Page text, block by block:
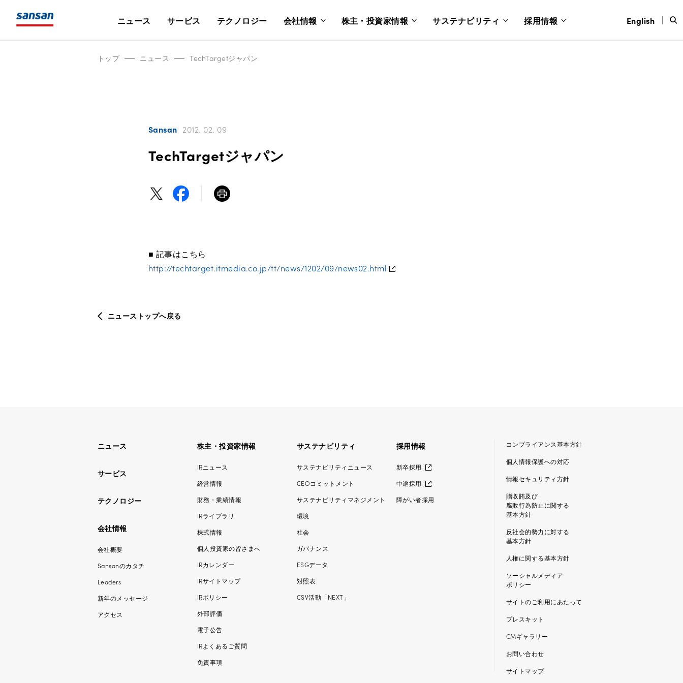
ニュース サービス テクノロジー 会社情報 株主・投資家情報 サステナビリティ 採用情報 English
トップ ニュース TechTargetジャパン
Sansan 2012. 02. 09
TechTargetジャパン
■ 記事はこちら
http://techtarget.itmedia.co.jp/tt/news/1202/09/news02.html
ニューストップへ戻る
ニュース
サービス
テクノロジー
会社情報
会社概要
Sansanのカタチ
Leaders
新年のメッセージ
アクセス
株主・投資家情報
IRニュース
経営情報
財務・業績情報
IRライブラリ
株式情報
個人投資家の皆さまへ
IRカレンダー
IRサイトマップ
IRポリシー
外部評価
電子公告
IRよくあるご質問
免責事項
サステナビリティ
サステナビリティニュース
CEOコミットメント
サステナビリティマネジメント
環境
社会
ガバナンス
ESGデータ
対照表
CSV活動「NEXT」
採用情報
新卒採用
中途採用
障がい者採用
コンプライアンス基本方針
個人情報保護への対応
情報セキュリティ方針
贈収賄及び
腐敗行為防止に関する
基本方針
反社会的勢力に対する
基本方針
人権に関する基本方針
ソーシャルメディア
ポリシー
サイトのご利用にあたって
プレスキット
CMギャラリー
お問い合わせ
サイトマップ